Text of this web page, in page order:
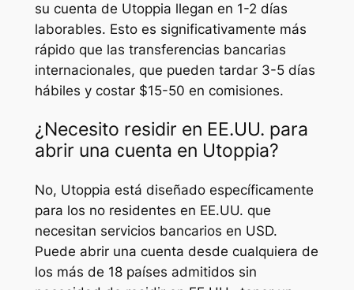
su cuenta de Utoppia llegan en 1-2 días
laborables. Esto es significativamente más
rápido que las transferencias bancarias
internacionales, que pueden tardar 3-5 días
hábiles y costar $15-50 en comisiones.
¿Necesito residir en EE.UU. para
abrir una cuenta en Utoppia?
No, Utoppia está diseñado específicamente
para los no residentes en EE.UU. que
necesitan servicios bancarios en USD.
Puede abrir una cuenta desde cualquiera de
los más de 18 países admitidos sin